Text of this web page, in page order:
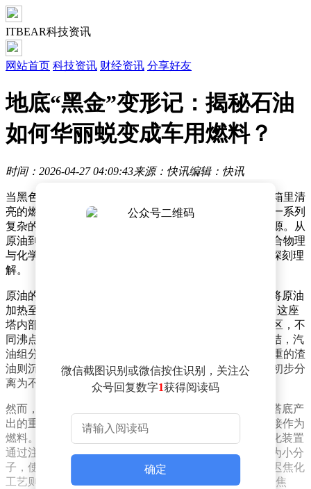
ITBEAR科技资讯
网站首页 科技资讯 财经资讯 分享好友
地底“黑金”变形记：揭秘石油
如何华丽蜕变成车用燃料？
时间：2026-04-27 04:09:43来源：快讯编辑：快讯
当黑色的原油从地下被抽取上来时，它看起来与汽车油箱里清
亮的燃料毫无关联。然而，正是这种黏稠的液体，经过一系列
复杂的工业处理，最终成为驱动现代交通工具的核心能源。从
原油到汽油、柴油和航空煤油的蜕变过程，堪称一场融合物理
与化学的“魔法秀”，每一步都凝聚着人类对能源转化的深刻理
解。
原油的“分家”始于一座高耸的常减压蒸馏塔。工程师们将原油
加热至300℃以上，使其转化为油气混合物后注入塔内。这座
塔内部温度呈梯度分布，从顶部的低温区到底部的高温区，不
同沸点的组分在此“各就各位”：最轻的液化气在塔顶凝结，汽
油组分在中部聚集，煤油和柴油在稍低位置形成，而最重的渣
油则沉入塔底。这一过程如同用沸点作为筛子，将原油初步分
离为不同用途的原料。
然而，蒸馏得到的“粗产品”远未达到使用标准。直接从塔底产
出的重质油占比高达60%-90%，这些黏稠的物质无法直接作为
燃料。此时，炼油厂的“化学魔法师”开始登场。催化裂化装置
通过注入硅铝酸盐催化剂，在高温下将重油分子“剪碎”为小分
子，使汽油产量提升30%-50%。对于更顽固的渣油，延迟焦化
工艺则通过500℃高温“烘焙”，将其转化为轻质油和石油焦
微信截图识别或微信按住识别，关注公
众号回复数字1获得阅读码
确定